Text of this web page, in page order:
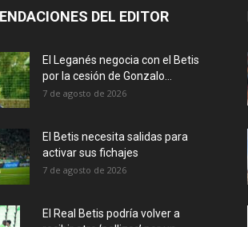
DEL EDITOR
El Leganés negocia con el Betis
por la cesión de Gonzalo...
7 de agosto de 2026
El Betis necesita salidas para
activar sus fichajes
7 de agosto de 2026
El Real Betis podría volver a